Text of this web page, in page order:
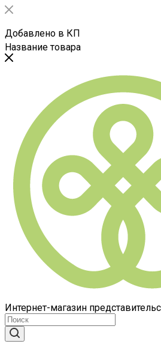
Добавлено в КП
Название товара
Интернет-магазин